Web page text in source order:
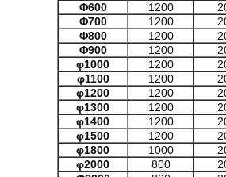
Φ600 1200
Φ700 1200
Φ800 1200
Φ900 1200
φ1000 1200
φ1100 1200
φ1200
1200
φ1300 1200
φ1400 1200
φ1500 1200
φ1800 1000
φ2000
800